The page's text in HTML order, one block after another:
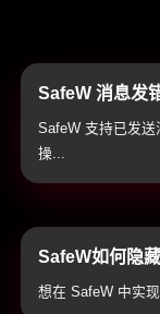
SafeW 消息发
南与双向销毁
SafeW 支持已发
操...
SafeW如何隐
配置与实战技巧
想在 SafeW 中实